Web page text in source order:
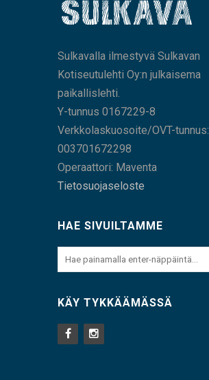
Sulkavalla ilmestyvä Sulkavan
Kotiseutulehti Oy:n julkaisema
paikallislehti.
Y-tunnus 0167229-8
Verkkolaskuosoite/OVT-tunnus:
003701672298
Operaattori: Maventa
Tietosuojaseloste
HAE SIVUILTAMME
KÄY TYKKÄÄMÄSSÄ